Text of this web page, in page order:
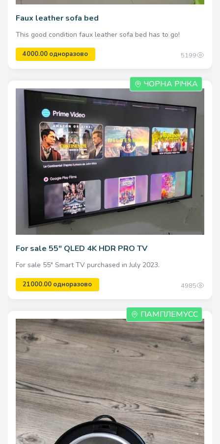
900.00 одноразово
Faux leather sofa bed
This good condition faux leather sofa bed has to go!
5199
ЧОРНА РІЧКА
For sale 55" QLED 4K HDR PRO TV
For sale 55" Smart TV purchased in July 2023.
4985
ПАМПЛЕМУСС